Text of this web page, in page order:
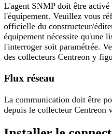
L'agent SNMP doit être
l'équipement. Veuillez vous
officielle du constructeur/
équipement nécessite qu'une
l'interroger soit paramétrée.
des collecteurs Centreon y
Flux réseau
La communication doit être
depuis le collecteur Centreon